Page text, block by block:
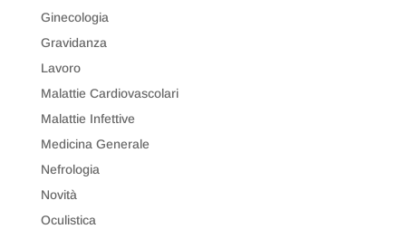
Ginecologia
Gravidanza
Lavoro
Malattie Cardiovascolari
Malattie Infettive
Medicina Generale
Nefrologia
Novità
Oculistica